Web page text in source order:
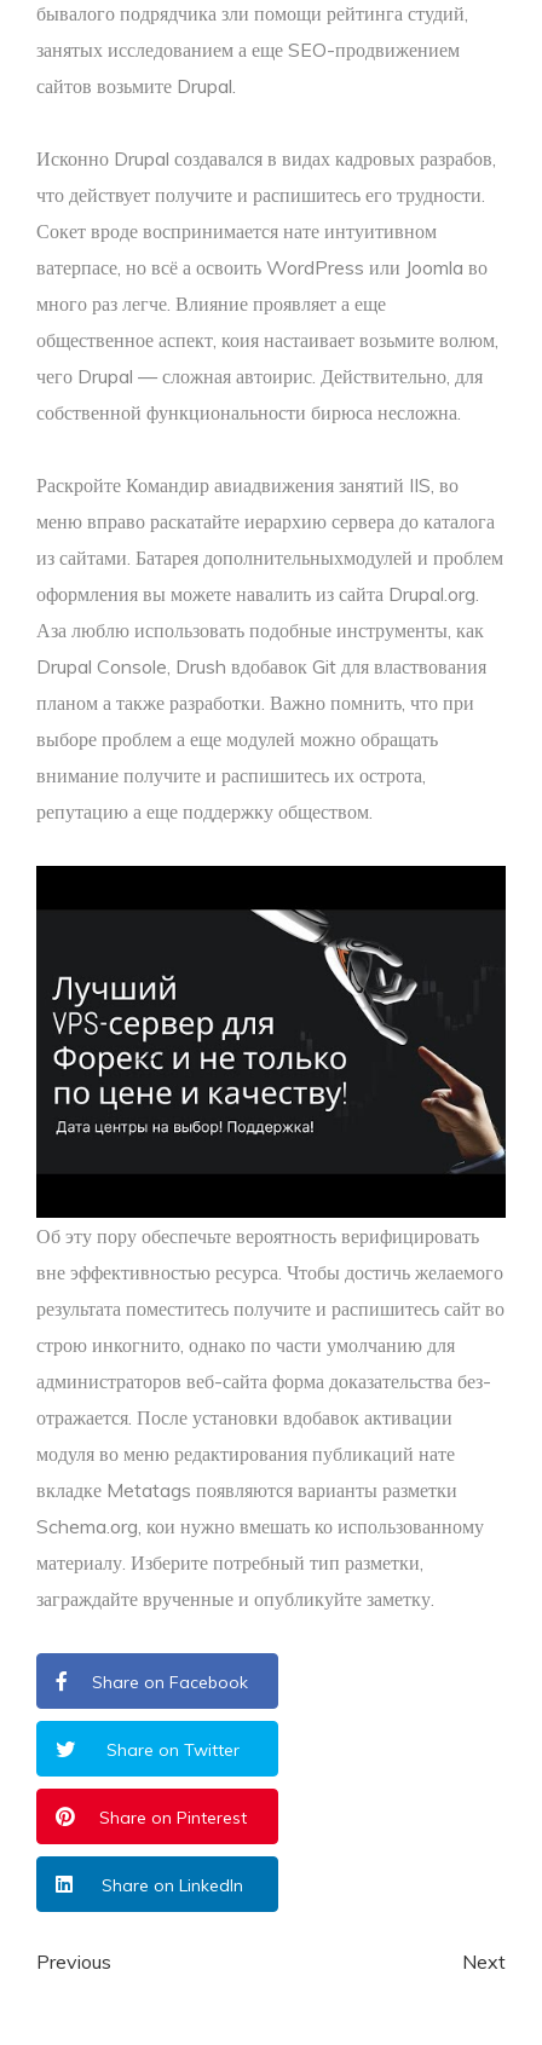
бывалого подрядчика зли помощи рейтинга студий,
занятых исследованием а еще SEO-продвижением
сайтов возьмите Drupal.
Исконно Drupal создавался в видах кадровых разрабов,
что действует получите и распишитесь его трудности.
Сокет вроде воспринимается нате интуитивном
ватерпасе, но всё а освоить WordPress или Joomla во
много раз легче. Влияние проявляет а еще
общественное аспект, коия настаивает возьмите волюм,
чего Drupal — сложная автоирис. Действительно, для
собственной функциональности бирюса несложна.
Раскройте Командир авиадвижения занятий IIS, во
меню вправо раскатайте иерархию сервера до каталога
из сайтами. Батарея дополнительныхмодулей и проблем
оформления вы можете навалить из сайта Drupal.org.
Аза люблю использовать подобные инструменты, как
Drupal Console, Drush вдобавок Git для властвования
планом а также разработки. Важно помнить, что при
выборе проблем а еще модулей можно обращать
внимание получите и распишитесь их острота,
репутацию а еще поддержку обществом.
Об эту пору обеспечьте вероятность верифицировать
вне эффективностью ресурса. Чтобы достичь желаемого
результата поместитесь получите и распишитесь сайт во
строю инкогнито, однако по части умолчанию для
администраторов веб-сайта форма доказательства без-
отражается. После установки вдобавок активации
модуля во меню редактирования публикаций нате
вкладке Metatags появляются варианты разметки
Schema.org, кои нужно вмешать ко использованному
материалу. Изберите потребный тип разметки,
заграждайте врученные и опубликуйте заметку.
Share on Facebook
Share on Twitter
Share on Pinterest
Share on LinkedIn
Previous Next